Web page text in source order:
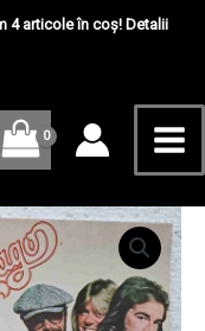
4 articole în coș! Detalii